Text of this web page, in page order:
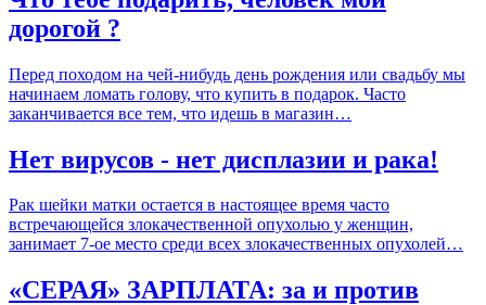
дорогой ?
Перед походом на чей-нибудь день рождения или свадьбу мы
начинаем ломать голову, что купить в подарок. Часто
заканчивается все тем, что идешь в магазин…
Нет вирусов - нет дисплазии и рака!
Рак шейки матки остается в настоящее время часто
встречающейся злокачественной опухолью у женщин,
занимает 7-ое место среди всех злокачественных опухолей…
«СЕРАЯ» ЗАРПЛАТА: за и против